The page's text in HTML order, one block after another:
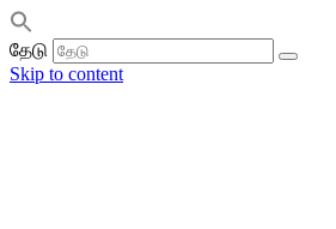
தேடு
Skip to content